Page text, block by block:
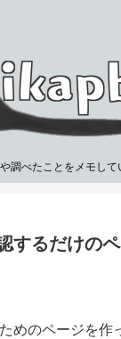
調べたことをメモして
するだけの
めのページを作